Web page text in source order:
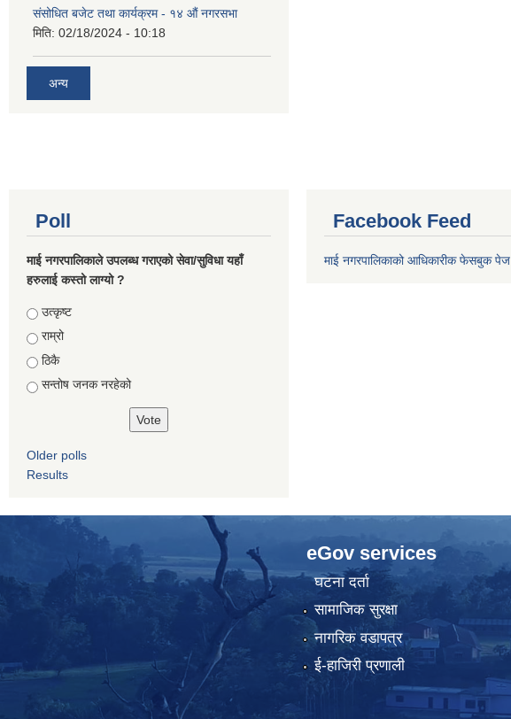
संसोधित बजेट तथा कार्यक्रम - १४ औं नगरसभा
मिति: 02/18/2024 - 10:18
अन्य
Poll
माई नगरपालिकाले उपलब्ध गराएको सेवा/सुविधा यहाँ
हरुलाई कस्तो लाग्यो ?
Choices
उत्कृष्ट
राम्रो
ठिकै
सन्तोष जनक नरहेको
Older polls
Results
Facebook Feed
माई नगरपालिकाको आधिकारीक फेसबुक पेज
eGov services
घटना दर्ता
सामाजिक सुरक्षा
नागरिक वडापत्र
ई-हाजिरी प्रणाली